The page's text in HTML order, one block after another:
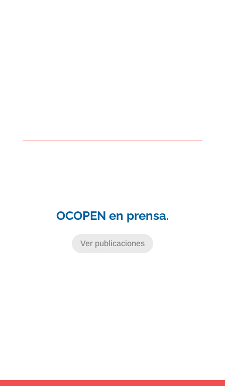
OCOPEN en prensa.
Ver publicaciones